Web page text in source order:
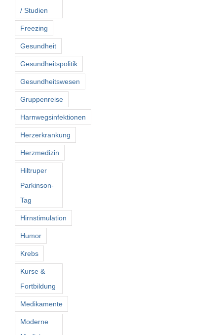
/ Studien
Freezing
Gesundheit
Gesundheitspolitik
Gesundheitswesen
Gruppenreise
Harnwegsinfektionen
Herzerkrankung
Herzmedizin
Hiltruper
Parkinson-
Tag
Hirnstimulation
Humor
Krebs
Kurse &
Fortbildung
Medikamente
Moderne